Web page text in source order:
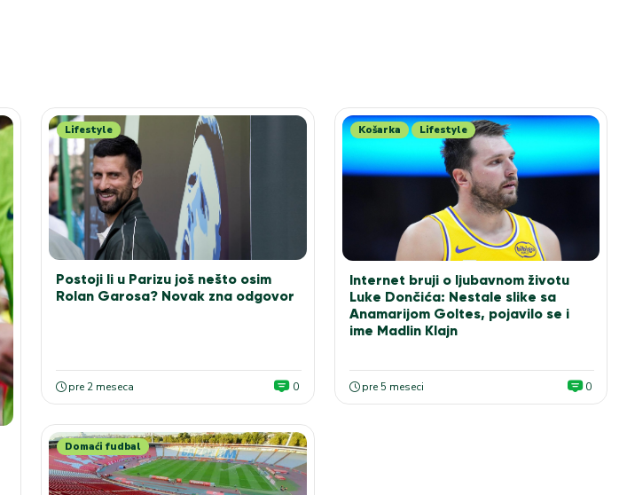
Lifestyle
Postoji li u Parizu još nešto osim
Rolan Garosa? Novak zna odgovor
pre 2 meseca 0
Košarka Lifestyle
Internet bruji o ljubavnom životu
Luke Dončića: Nestale slike sa
Anamarijom Goltes, pojavilo se i
ime Madlin Klajn
pre 5 meseci 0
Domaći fudbal